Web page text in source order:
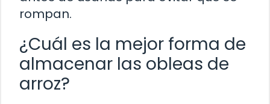
rompan.
¿Cuál es la mejor forma de
almacenar las obleas de
arroz?